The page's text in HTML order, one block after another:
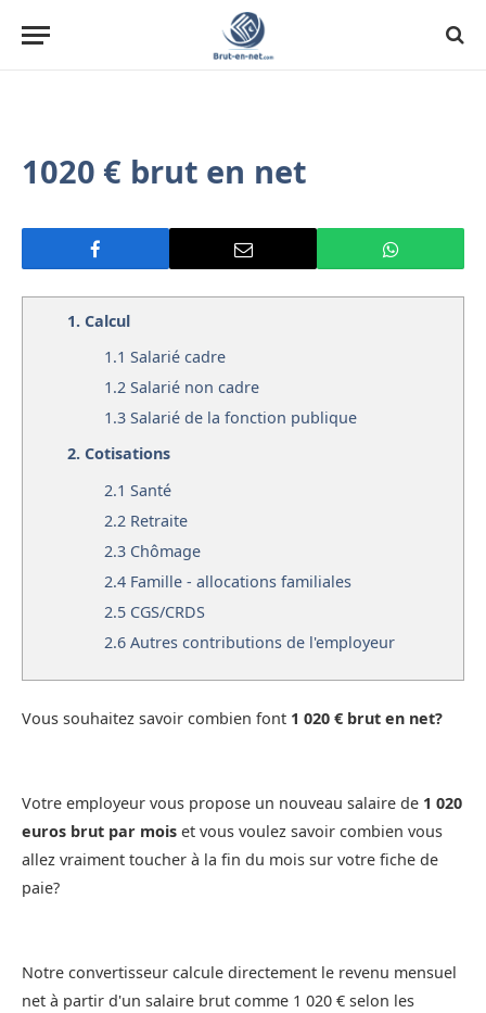
1020 € brut en net
1. Calcul
1.1 Salarié cadre
1.2 Salarié non cadre
1.3 Salarié de la fonction publique
2. Cotisations
2.1 Santé
2.2 Retraite
2.3 Chômage
2.4 Famille - allocations familiales
2.5 CGS/CRDS
2.6 Autres contributions de l'employeur
Vous souhaitez savoir combien font 1 020 € brut en net?
Votre employeur vous propose un nouveau salaire de 1 020
euros brut par mois et vous voulez savoir combien vous
allez vraiment toucher à la fin du mois sur votre fiche de
paie?
Notre convertisseur calcule directement le revenu mensuel
net à partir d'un salaire brut comme 1 020 € selon les